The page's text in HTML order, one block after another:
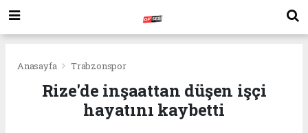
Anasayfa Trabzonspor
Rize'de inşaattan düşen işçi
hayatını kaybetti